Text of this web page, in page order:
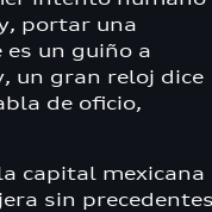
portar una
un guiño a
un gran reloj dice
de oficio,
capital mexicana
sin